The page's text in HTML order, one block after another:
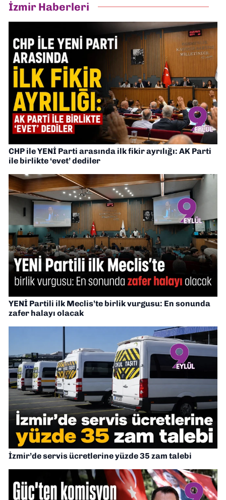
İzmir Haberleri
CHP ile YENİ Parti arasında ilk fikir ayrılığı: AK Parti
ile birlikte ‘evet’ dediler
YENİ Partili ilk Meclis’te birlik vurgusu: En sonunda
zafer halayı olacak
İzmir’de servis ücretlerine yüzde 35 zam talebi